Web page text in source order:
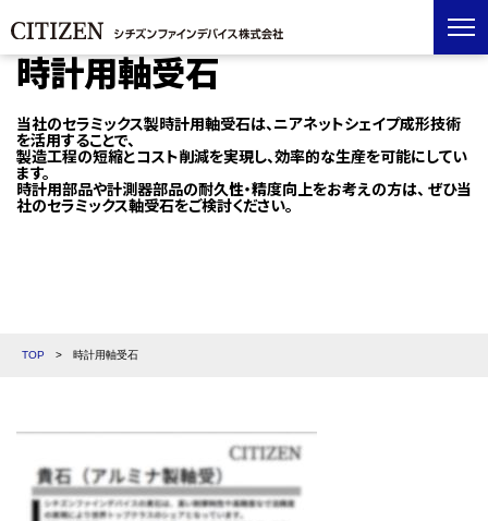
時計用軸受石
当社のセラミックス製時計用軸受石は、ニアネットシェイプ成形技術
を活用することで、
製造工程の短縮とコスト削減を実現し、効率的な生産を可能にしてい
ます。
時計用部品や計測器部品の耐久性・精度向上をお考えの方は、 ぜひ当
社のセラミックス軸受石をご検討ください。
TOP > 時計用軸受石